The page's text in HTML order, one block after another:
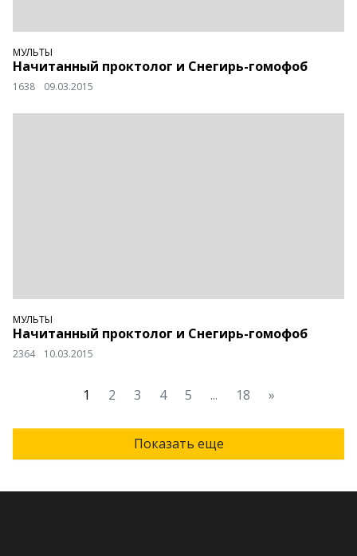
МУЛЬТЫ
Начитанный проктолог и Снегирь-гомофоб
1638 09.03.2015
МУЛЬТЫ
Начитанный проктолог и Снегирь-гомофоб
2364 10.03.2015
1 2 3 4 5 ... 18 »
Показать еще